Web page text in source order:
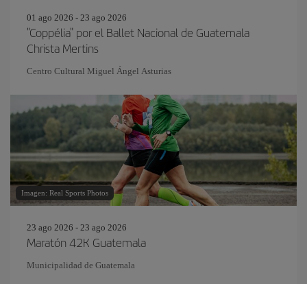
01 ago 2026 - 23 ago 2026
"Coppélia" por el Ballet Nacional de Guatemala
Christa Mertins
Centro Cultural Miguel Ángel Asturias
Imagen: Real Sports Photos
23 ago 2026 - 23 ago 2026
Maratón 42K Guatemala
Municipalidad de Guatemala